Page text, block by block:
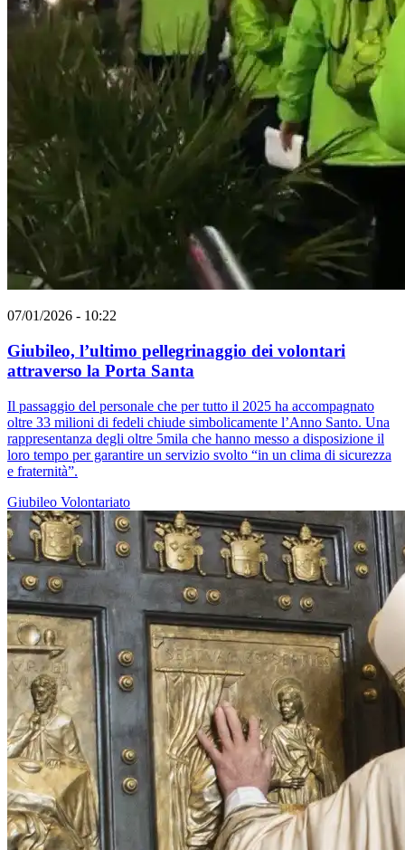
07/01/2026 - 10:22
Giubileo, l’ultimo pellegrinaggio dei volontari
attraverso la Porta Santa
Il passaggio del personale che per tutto il 2025 ha accompagnato
oltre 33 milioni di fedeli chiude simbolicamente l’Anno Santo. Una
rappresentanza degli oltre 5mila che hanno messo a disposizione il
loro tempo per garantire un servizio svolto “in un clima di sicurezza
e fraternità”.
Giubileo Volontariato